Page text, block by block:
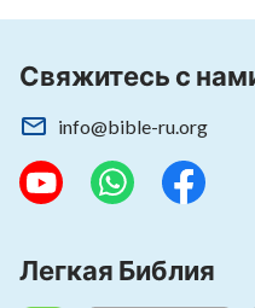
Свяжитесь с
Господь творения и
Свяжитесь с
info@bible-ru.org
Легкая Библия